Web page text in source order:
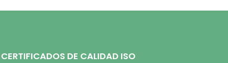
CERTIFICADOS DE CALIDAD ISO